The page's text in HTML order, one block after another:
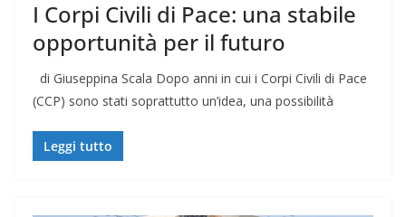
I Corpi Civili di Pace: una stabile
opportunità per il futuro
di Giuseppina Scala Dopo anni in cui i Corpi Civili di Pace
(CCP) sono stati soprattutto un’idea, una possibilità
Leggi tutto